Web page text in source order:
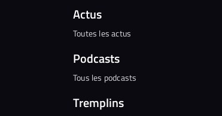
Actus
Toutes les actus
Podcasts
Tous les podcasts
Tremplins